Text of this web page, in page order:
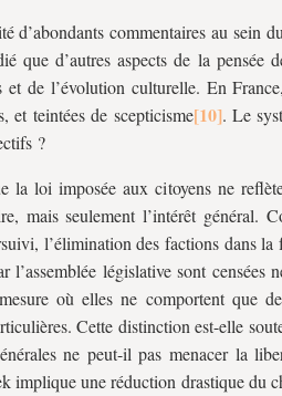
d’abondants commentaires au sein
que d’autres aspects de la pensée
et de l’évolution culturelle. En
et teintées de scepticisme
. Le
?
la loi imposée aux citoyens ne
mais seulement l’intérêt général.
l’élimination des factions dans
l’assemblée législative sont censées
où elles ne comportent que
Cette distinction est-elle
ne peut-il pas menacer la
implique une réduction drastique du